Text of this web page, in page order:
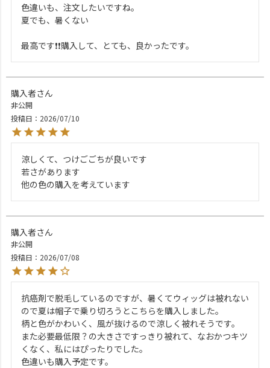
色違いも、注文したいですね。
夏でも、暑くない
最高です❗❗購入して、とても、良かったです。
購入者
非公開
投稿日
2026/07/10
涼しくて、つけごごちが良いです
若さがあります
他の色の購入を考えています
購入者
非公開
投稿日
2026/07/08
抗癌剤で脱毛しているのですが、暑くてウィッグは被れない
ので夏は帽子で乗り切ろうとこちらを購入しました。
柄と色がかわいく、風が抜けるので涼しく被れそうです。
また必要最低限？の大きさですっきり被れて、なおかつキツ
くなく、私にはぴったりでした。
色違いも購入予定です。